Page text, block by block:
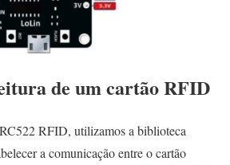
de um cartão RFID
RFID, utilizamos a biblioteca
a comunicação entre o cartão